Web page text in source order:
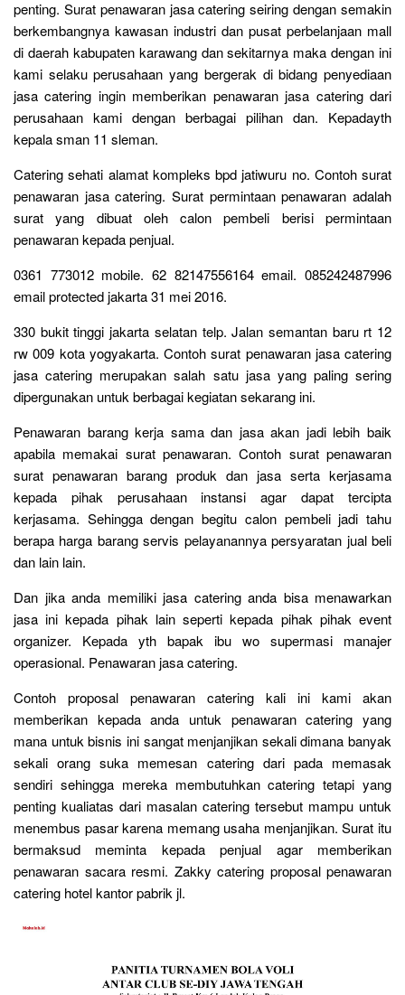
penting. Surat penawaran jasa catering seiring dengan semakin
berkembangnya kawasan industri dan pusat perbelanjaan mall
di daerah kabupaten karawang dan sekitarnya maka dengan ini
kami selaku perusahaan yang bergerak di bidang penyediaan
jasa catering ingin memberikan penawaran jasa catering dari
perusahaan kami dengan berbagai pilihan dan. Kepadayth
kepala sman 11 sleman.
Catering sehati alamat kompleks bpd jatiwuru no. Contoh surat
penawaran jasa catering. Surat permintaan penawaran adalah
surat yang dibuat oleh calon pembeli berisi permintaan
penawaran kepada penjual.
0361 773012 mobile. 62 82147556164 email. 085242487996
email protected jakarta 31 mei 2016.
330 bukit tinggi jakarta selatan telp. Jalan semantan baru rt 12
rw 009 kota yogyakarta. Contoh surat penawaran jasa catering
jasa catering merupakan salah satu jasa yang paling sering
dipergunakan untuk berbagai kegiatan sekarang ini.
Penawaran barang kerja sama dan jasa akan jadi lebih baik
apabila memakai surat penawaran. Contoh surat penawaran
surat penawaran barang produk dan jasa serta kerjasama
kepada pihak perusahaan instansi agar dapat tercipta
kerjasama. Sehingga dengan begitu calon pembeli jadi tahu
berapa harga barang servis pelayanannya persyaratan jual beli
dan lain lain.
Dan jika anda memiliki jasa catering anda bisa menawarkan
jasa ini kepada pihak lain seperti kepada pihak pihak event
organizer. Kepada yth bapak ibu wo supermasi manajer
operasional. Penawaran jasa catering.
Contoh proposal penawaran catering kali ini kami akan
memberikan kepada anda untuk penawaran catering yang
mana untuk bisnis ini sangat menjanjikan sekali dimana banyak
sekali orang suka memesan catering dari pada memasak
sendiri sehingga mereka membutuhkan catering tetapi yang
penting kualiatas dari masalan catering tersebut mampu untuk
menembus pasar karena memang usaha menjanjikan. Surat itu
bermaksud meminta kepada penjual agar memberikan
penawaran sacara resmi. Zakky catering proposal penawaran
catering hotel kantor pabrik jl.